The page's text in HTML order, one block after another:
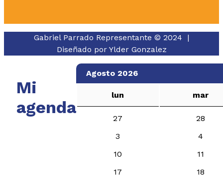
Gabriel Parrado Representante © 2024 |
Diseñado por Ylder Gonzalez
Mi
agenda
Agosto 2026
lun mar
27
28
3
4
10
11
17
18